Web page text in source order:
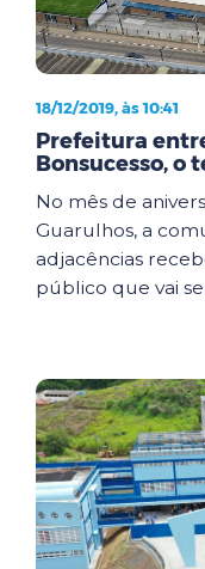
18/12/2019, às 10:41
Prefeitura
Bonsucesso, o
No mês de
Guarulhos, a
adjacências
público que vai